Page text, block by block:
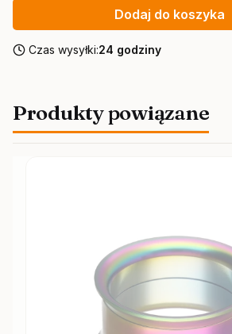
Dodaj do koszyka
Czas wysyłki:24 godziny
Produkty powiązane